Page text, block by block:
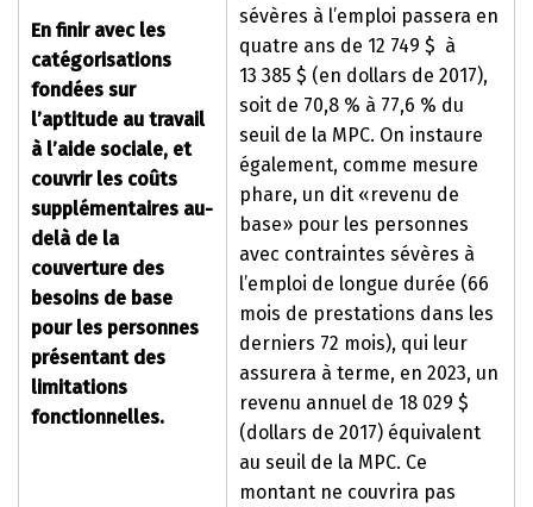
En finir avec les
catégorisations
fondées sur
l’aptitude au travail
à l’aide sociale, et
couvrir les coûts
supplémentaires au-
delà de la
couverture des
besoins de base
pour les personnes
présentant des
limitations
fonctionnelles.
sévères à l’emploi passera en
quatre ans de 12 749 $ à
13 385 $ (en dollars de 2017),
soit de 70,8 % à 77,6 % du
seuil de la MPC. On instaure
également, comme mesure
phare, un dit «revenu de
base» pour les personnes
avec contraintes sévères à
l’emploi de longue durée (66
mois de prestations dans les
derniers 72 mois), qui leur
assurera à terme, en 2023, un
revenu annuel de 18 029 $
(dollars de 2017) équivalent
au seuil de la MPC. Ce
montant ne couvrira pas